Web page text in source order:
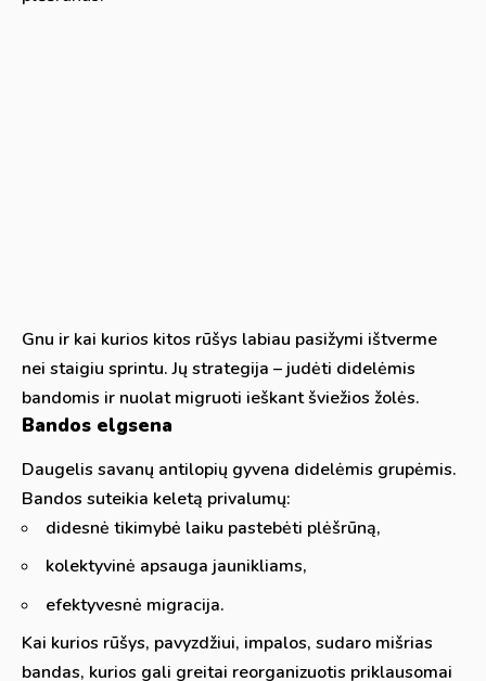
Gnu ir kai kurios kitos rūšys labiau pasižymi ištverme
nei staigiu sprintu. Jų strategija – judėti didelėmis
bandomis ir nuolat migruoti ieškant šviežios žolės.
Bandos elgsena
Daugelis savanų antilopių gyvena didelėmis grupėmis.
Bandos suteikia keletą privalumų:
didesnė tikimybė laiku pastebėti plėšrūną,
kolektyvinė apsauga jaunikliams,
efektyvesnė migracija.
Kai kurios rūšys, pavyzdžiui, impalos, sudaro mišrias
bandas, kurios gali greitai reorganizuotis priklausomai